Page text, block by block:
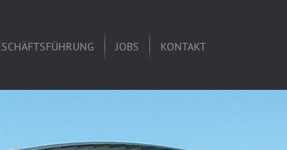
JOBS KONTAKT